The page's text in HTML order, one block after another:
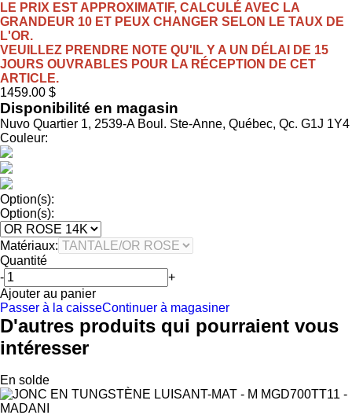
LE PRIX EST APPROXIMATIF, CALCULÉ AVEC LA
GRANDEUR 10 ET PEUX CHANGER SELON LE TAUX DE
L'OR.
VEUILLEZ PRENDRE NOTE QU'IL Y A UN DÉLAI DE 15
JOURS OUVRABLES POUR LA RÉCEPTION DE CET
ARTICLE.
1459.00 $
Disponibilité en magasin
Nuvo Quartier 1, 2539-A Boul. Ste-Anne, Québec, Qc. G1J 1Y4
Couleur:
Option(s):
Option(s):
Matériaux:
Quantité
-
+
Ajouter au panier
Passer à la caisseContinuer à magasiner
D'autres produits qui pourraient vous
intéresser
En solde